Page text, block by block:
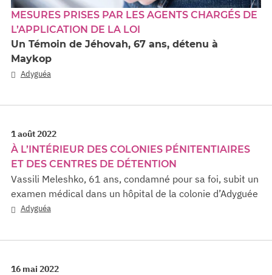
MESURES PRISES PAR LES AGENTS CHARGÉS DE
L’APPLICATION DE LA LOI
Un Témoin de Jéhovah, 67 ans, détenu à
Maykop
Adyguéa
1 août 2022
À L’INTÉRIEUR DES COLONIES PÉNITENTIAIRES
ET DES CENTRES DE DÉTENTION
Vassili Meleshko, 61 ans, condamné pour sa foi, subit un
examen médical dans un hôpital de la colonie d’Adyguée
Adyguéa
16 mai 2022